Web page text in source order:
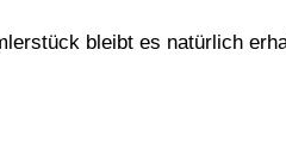
bleibt es natürlich